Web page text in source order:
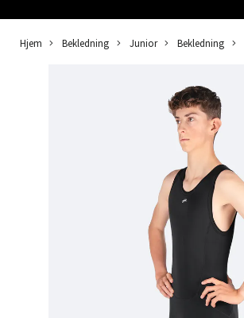
Hjem Bekledning Junior Bekledning